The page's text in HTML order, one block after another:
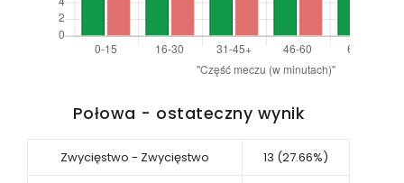
Połowa - ostateczny wynik
Zwycięstwo - Zwycięstwo 13 (27.66%)